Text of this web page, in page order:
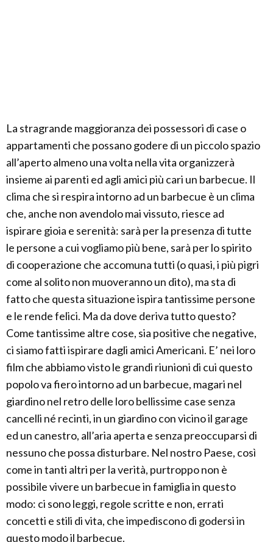
La stragrande maggioranza dei possessori di case o
appartamenti che possano godere di un piccolo spazio
all’aperto almeno una volta nella vita organizzerà
insieme ai parenti ed agli amici più cari un barbecue. Il
clima che si respira intorno ad un barbecue è un clima
che, anche non avendolo mai vissuto, riesce ad
ispirare gioia e serenità: sarà per la presenza di tutte
le persone a cui vogliamo più bene, sarà per lo spirito
di cooperazione che accomuna tutti (o quasi, i più pigri
come al solito non muoveranno un dito), ma sta di
fatto che questa situazione ispira tantissime persone
e le rende felici. Ma da dove deriva tutto questo?
Come tantissime altre cose, sia positive che negative,
ci siamo fatti ispirare dagli amici Americani. E’ nei loro
film che abbiamo visto le grandi riunioni di cui questo
popolo va fiero intorno ad un barbecue, magari nel
giardino nel retro delle loro bellissime case senza
cancelli né recinti, in un giardino con vicino il garage
ed un canestro, all’aria aperta e senza preoccuparsi di
nessuno che possa disturbare. Nel nostro Paese, così
come in tanti altri per la verità, purtroppo non è
possibile vivere un barbecue in famiglia in questo
modo: ci sono leggi, regole scritte e non, errati
concetti e stili di vita, che impediscono di godersi in
questo modo il barbecue.